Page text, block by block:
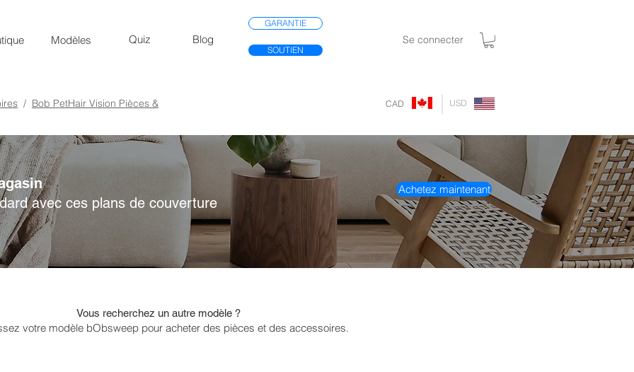
Se connecter
Modèles Quiz Blog
GARANTIE
SOUTIEN
/ Bob PetHair Vision Pièces & CAD USD
avec ces plans de couverture
Achetez maintenant
Vous recherchez un autre modèle ?
votre modèle bObsweep pour acheter des pièces et des accessoires.